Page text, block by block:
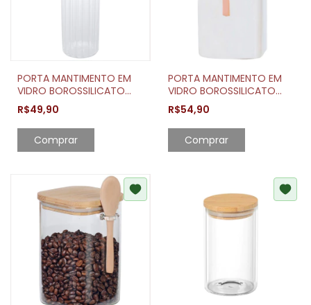
PORTA MANTIMENTO EM
VIDRO BOROSSILICATO
COM TAMPA EM BAMBU 1,3
LITROS
R$49,90
PORTA MANTIMENTO EM
VIDRO BOROSSILICATO
COM TAMPA E COLHER EM
BAMBU 1,3 LITROS
R$54,90
Comprar